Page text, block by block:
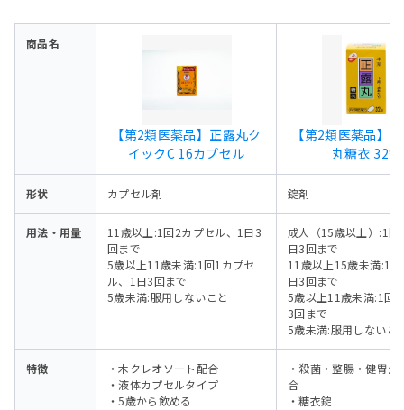
商品名
【第2類医薬品】正露丸ク
イックC 16カプセル
【第2類医薬品】
丸糖衣 32錠
形状 カプセル剤 錠剤
用法・用量
11歳以上:1回2カプセル、1日3
回まで
5歳以上11歳未満:1回1カプセ
ル、1日3回まで
5歳未満:服用しないこと
成人（15歳以上）:1回
日3回まで
11歳以上15歳未満:1
日3回まで
5歳以上11歳未満:1回
3回まで
5歳未満:服用しないこ
特徴
・木クレオソート配合
・液体カプセルタイプ
・5歳から飲める
・殺菌・整腸・健胃生
合
・糖衣錠